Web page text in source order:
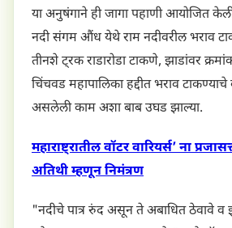
या अनुषंगाने ही जागा पहाणी आयोजित
नदी संगम औंध येथे राम नदीवरील भराव
तीनशे ट्रक राडारोडा टाकणे, झाडांवर
चिंचवड महापालिका हद्दीत भराव टाकण्याचे
असलेली काम अशा बाब उघड झाल्या.
महाराष्ट्रातील वॉटर वारियर्स’ ना
अतिथी म्हणून निमंत्रण
"नदीचे पात्र रुंद असून ते अबाधित ठेवावे व